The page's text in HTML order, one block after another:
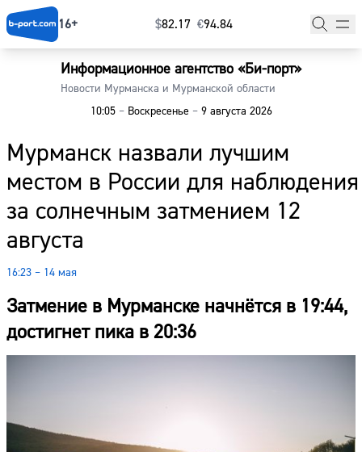
16+ $⁠82.17 €⁠94.84
Информационное агентство «Би-порт»
Новости Мурманска и Мурманской области
10:05 –Воскресенье –9 августа 2026
Мурманск назвали лучшим
местом в России для наблюдения
за солнечным затмением 12
августа
16:23 – 14 мая
Затмение в Мурманске начнётся в 19:44,
достигнет пика в 20:36
Главная
Наши гости
Фоторепортажи
Погода
Курсы валют